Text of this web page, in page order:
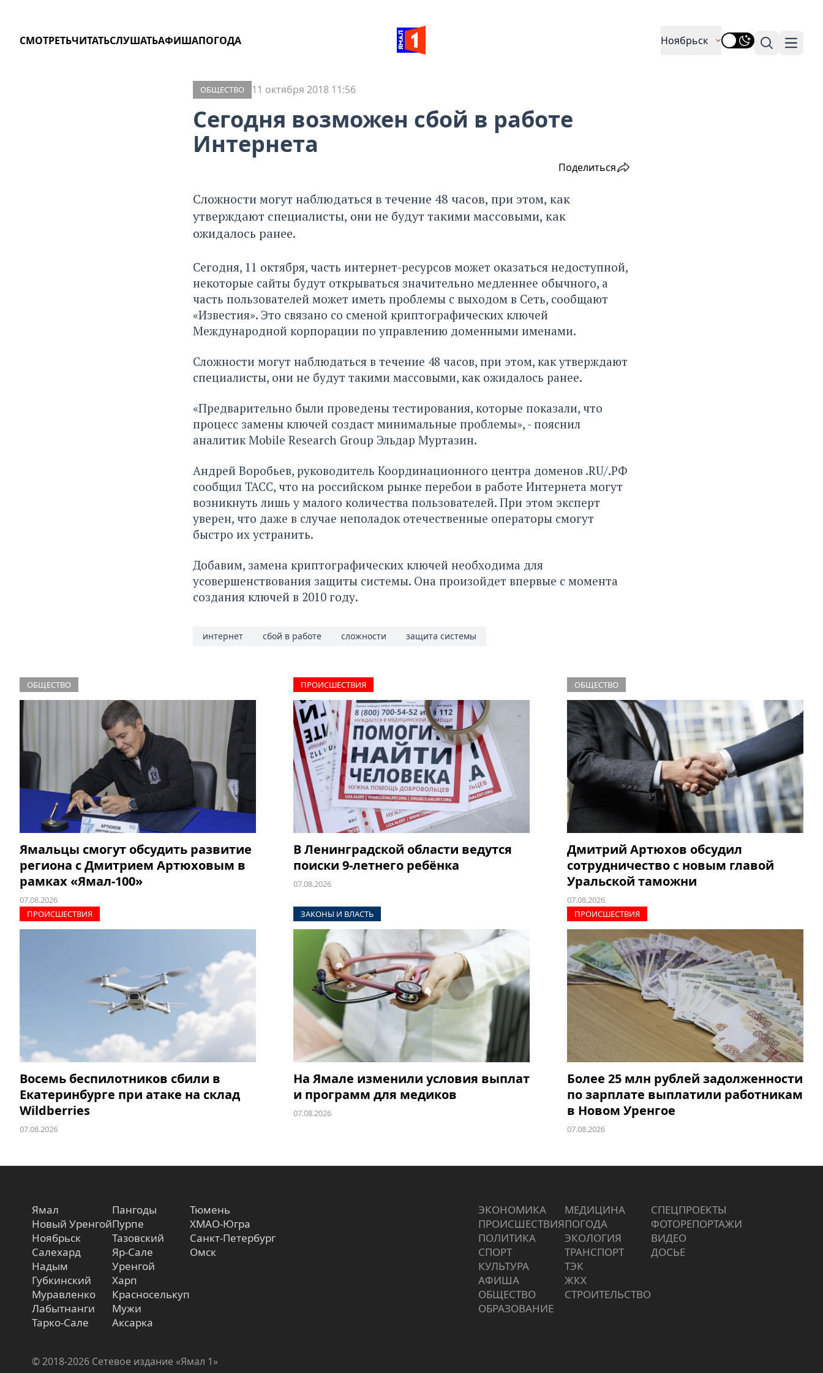
СМОТРЕТЬЧИТАТЬСЛУШАТЬАФИШАПОГОДА Ноябрьск
Поиск
ОБЩЕСТВО 11 октября 2018 11:56
Сегодня возможен сбой в работе
Интернета
Поделиться
Сложности могут наблюдаться в течение 48 часов, при этом, как
утверждают специалисты, они не будут такими массовыми, как
ожидалось ранее.
Сегодня, 11 октября, часть интернет-ресурсов может оказаться недоступной,
некоторые сайты будут открываться значительно медленнее обычного, а
часть пользователей может иметь проблемы с выходом в Сеть, сообщают
«Известия». Это связано со сменой криптографических ключей
Международной корпорации по управлению доменными именами.
Сложности могут наблюдаться в течение 48 часов, при этом, как утверждают
специалисты, они не будут такими массовыми, как ожидалось ранее.
«Предварительно были проведены тестирования, которые показали, что
процесс замены ключей создаст минимальные проблемы», - пояснил
аналитик Mobile Research Group Эльдар Муртазин.
Андрей Воробьев, руководитель Координационного центра доменов .RU/.РФ
сообщил ТАСС, что на российском рынке перебои в работе Интернета могут
возникнуть лишь у малого количества пользователей. При этом эксперт
уверен, что даже в случае неполадок отечественные операторы смогут
быстро их устранить.
Добавим, замена криптографических ключей необходима для
усовершенствования защиты системы. Она произойдет впервые с момента
создания ключей в 2010 году.
интернет сбой в работе сложности защита системы
ОБЩЕСТВО
Ямальцы смогут обсудить развитие
региона с Дмитрием Артюховым в
рамках «Ямал-100»
07.08.2026
ПРОИCШЕСТВИЯ
В Ленинградской области ведутся
поиски 9-летнего ребёнка
07.08.2026
ОБЩЕСТВО
Дмитрий Артюхов обсудил
сотрудничество с новым главой
Уральской таможни
07.08.2026
ПРОИCШЕСТВИЯ
Восемь беспилотников сбили в
Екатеринбурге при атаке на склад
Wildberries
07.08.2026
ЗАКОНЫ И ВЛАСТЬ
На Ямале изменили условия выплат
и программ для медиков
07.08.2026
ПРОИCШЕСТВИЯ
Более 25 млн рублей задолженности
по зарплате выплатили работникам
в Новом Уренгое
07.08.2026
Ямал
Новый Уренгой
Ноябрьск
Салехард
Надым
Губкинский
Муравленко
Лабытнанги
Тарко-Сале
Пангоды
Пурпе
Тазовский
Яр-Сале
Уренгой
Харп
Красноселькуп
Мужи
Аксарка
Тюмень
ХМАО-Югра
Санкт-Петербург
Омск
ЭКОНОМИКА
ПРОИCШЕСТВИЯ
ПОЛИТИКА
СПОРТ
КУЛЬТУРА
АФИША
ОБЩЕСТВО
ОБРАЗОВАНИЕ
МЕДИЦИНА
ПОГОДА
ЭКОЛОГИЯ
ТРАНСПОРТ
ТЭК
ЖКХ
СТРОИТЕЛЬСТВО
СПЕЦПРОЕКТЫ
ФОТОРЕПОРТАЖИ
ВИДЕО
ДОСЬЕ
© 2018-2026 Сетевое издание «Ямал 1»